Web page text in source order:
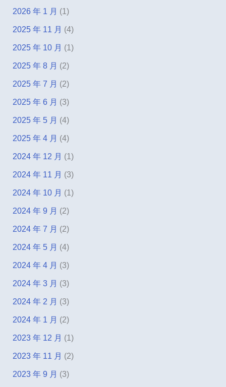
2026 年 1 月 (1)
2025 年 11 月 (4)
2025 年 10 月 (1)
2025 年 8 月 (2)
2025 年 7 月 (2)
2025 年 6 月 (3)
2025 年 5 月 (4)
2025 年 4 月 (4)
2024 年 12 月 (1)
2024 年 11 月 (3)
2024 年 10 月 (1)
2024 年 9 月 (2)
2024 年 7 月 (2)
2024 年 5 月 (4)
2024 年 4 月 (3)
2024 年 3 月 (3)
2024 年 2 月 (3)
2024 年 1 月 (2)
2023 年 12 月 (1)
2023 年 11 月 (2)
2023 年 9 月 (3)